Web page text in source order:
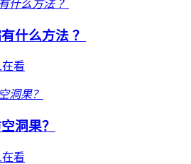
什么方法 ？
在看
洞果？
在看